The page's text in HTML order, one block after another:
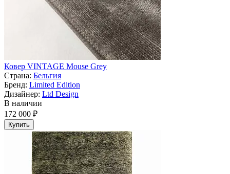
Ковер VINTAGE Mouse Grey
Страна: Бельгия
Бренд: Limited Edition
Дизайнер: Ltd Design
В наличии
172 000 ₽
Купить